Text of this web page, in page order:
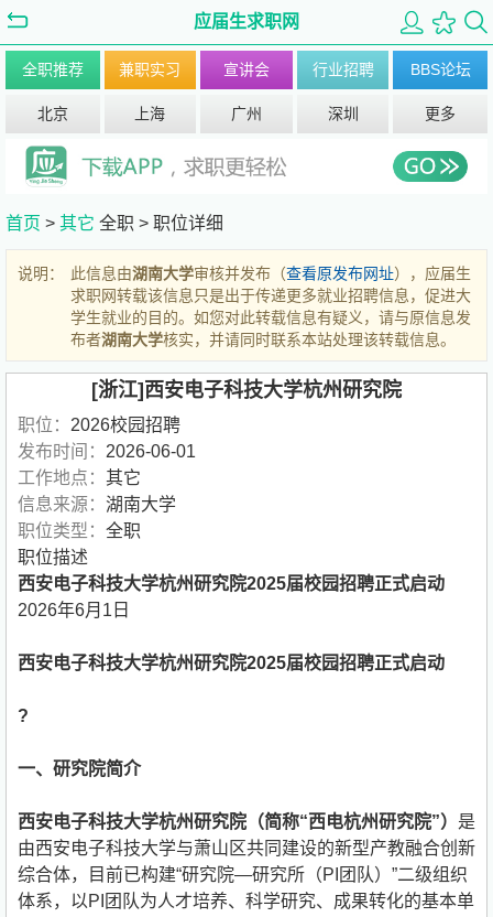
应届生求职网
全职推荐 兼职实习 宣讲会 行业招聘 BBS论坛
北京 上海 广州 深圳 更多
首页 > 其它 全职 > 职位详细
说明： 此信息由湖南大学审核并发布（查看原发布网址），应届生
求职网转载该信息只是出于传递更多就业招聘信息，促进大
学生就业的目的。如您对此转载信息有疑义，请与原信息发
布者湖南大学核实，并请同时联系本站处理该转载信息。
[浙江]西安电子科技大学杭州研究院
职位： 2026校园招聘
发布时间： 2026-06-01
工作地点： 其它
信息来源： 湖南大学
职位类型： 全职
职位描述
西安电子科技大学杭州研究院2025届校园招聘正式启动
2026年6月1日
西安电子科技大学杭州研究院2025届校园招聘正式启动
?
一、研究院简介
西安电子科技大学杭州研究院（简称“西电杭州研究院”） 是
由西安电子科技大学与萧山区共同建设的新型产教融合创新
综合体，目前已构建“研究院—研究所（PI团队）”二级组织
体系，以PI团队为人才培养、科学研究、成果转化的基本单